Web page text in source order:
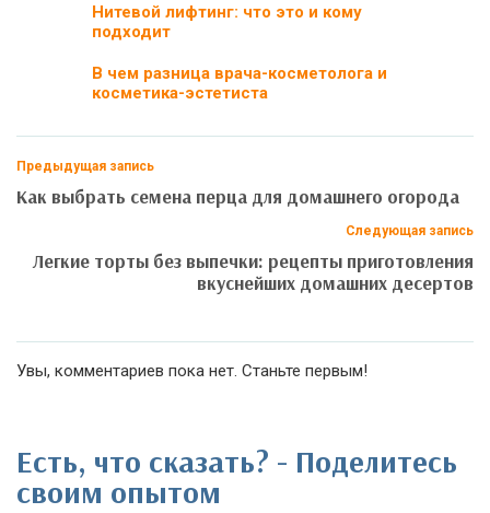
Нитевой лифтинг: что это и кому
подходит
В чем разница врача-косметолога и
косметика-эстетиста
Предыдущая запись
Как выбрать семена перца для домашнего огорода
Следующая запись
Легкие торты без выпечки: рецепты приготовления
вкуснейших домашних десертов
Увы, комментариев пока нет. Станьте первым!
Есть, что сказать? - Поделитесь
своим опытом